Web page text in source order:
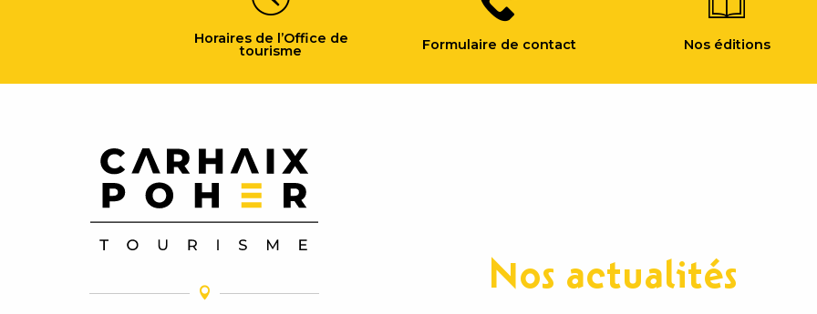
Horaires de l’Office de
tourisme Formulaire de contact Nos éditions
Nos actualités